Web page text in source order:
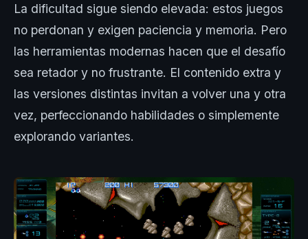
La dificultad sigue siendo elevada: estos juegos
no perdonan y exigen paciencia y memoria. Pero
las herramientas modernas hacen que el desafío
sea retador y no frustrante. El contenido extra y
las versiones distintas invitan a volver una y otra
vez, perfeccionando habilidades o simplemente
explorando variantes.